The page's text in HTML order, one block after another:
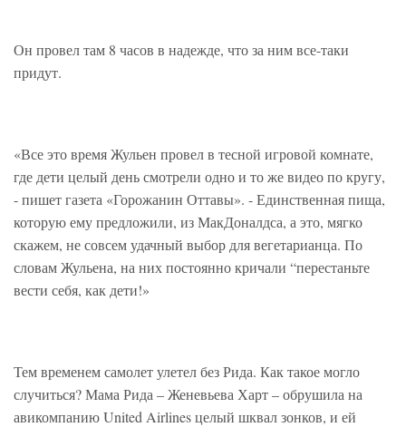
Он провел там 8 часов в надежде, что за ним все-таки
придут.
«Все это время Жульен провел в тесной игровой комнате,
где дети целый день смотрели одно и то же видео по кругу,
- пишет газета «Горожанин Оттавы». - Единственная пища,
которую ему предложили, из МакДоналдса, а это, мягко
скажем, не совсем удачный выбор для вегетарианца. По
словам Жульена, на них постоянно кричали “перестаньте
вести себя, как дети!»
Тем временем самолет улетел без Рида. Как такое могло
случиться? Мама Рида – Женевьева Харт – обрушила на
авикомпанию United Airlines целый шквал зонков, и ей